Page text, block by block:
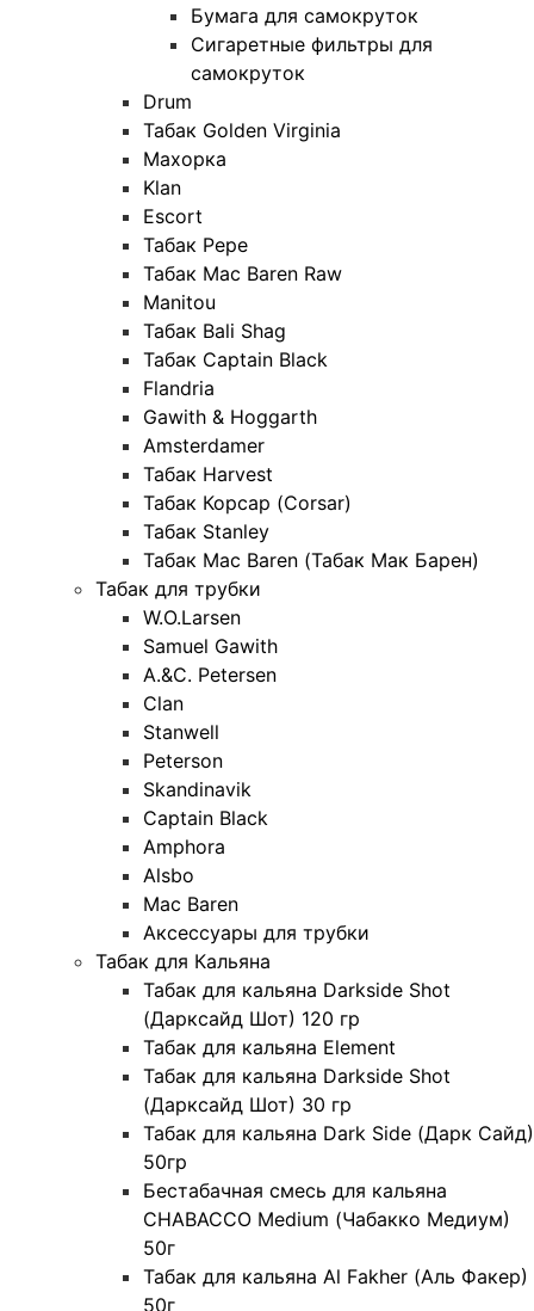
Бумага для самокруток
Сигаретные фильтры для
самокруток
Drum
Табак Golden Virginia
Махорка
Klan
Escort
Табак Pepe
Табак Mac Baren Raw
Manitou
Табак Bali Shag
Табак Captain Black
Flandria
Gawith & Hoggarth
Amsterdamer
Табак Harvest
Табак Корсар (Corsar)
Табак Stanley
Табак Mac Baren (Табак Мак Барен)
Табак для трубки
W.O.Larsen
Samuel Gawith
A.&C. Petersen
Clan
Stanwell
Peterson
Skandinavik
Captain Black
Amphora
Alsbo
Mac Baren
Аксессуары для трубки
Табак для Кальяна
Табак для кальяна Darkside Shot
(Дарксайд Шот) 120 гр
Табак для кальяна Element
Табак для кальяна Darkside Shot
(Дарксайд Шот) 30 гр
Табак для кальяна Dark Side (Дарк Сайд)
50гр
Бестабачная смесь для кальяна
CHABACCO Medium (Чабакко Медиум)
50г
Табак для кальяна Al Fakher (Аль Факер)
50г